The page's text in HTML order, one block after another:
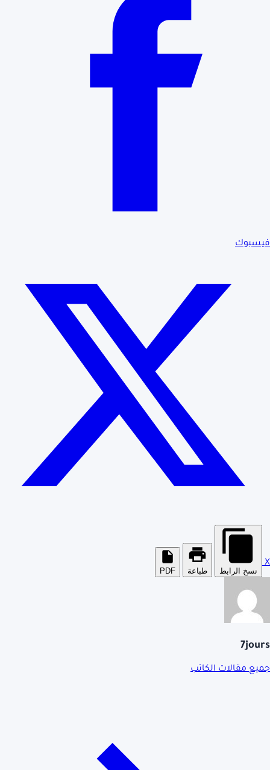
فيسبوك
X
نسخ الرابط طباعة PDF
7jours
جميع مقالات الكاتب